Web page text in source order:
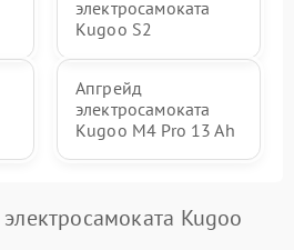
электросамоката
Kugoo S2
Апгрейд
электросамоката
Kugoo M4 Pro 13 Ah
Kugoo